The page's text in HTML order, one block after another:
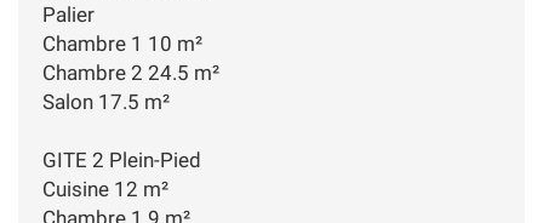
Palier
Chambre 1 10 m²
Chambre 2 24.5 m²
Salon 17.5 m²
GITE 2 Plein-Pied
Cuisine 12 m²
Chambre 1 9 m²